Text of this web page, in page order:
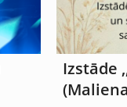
Izstāde